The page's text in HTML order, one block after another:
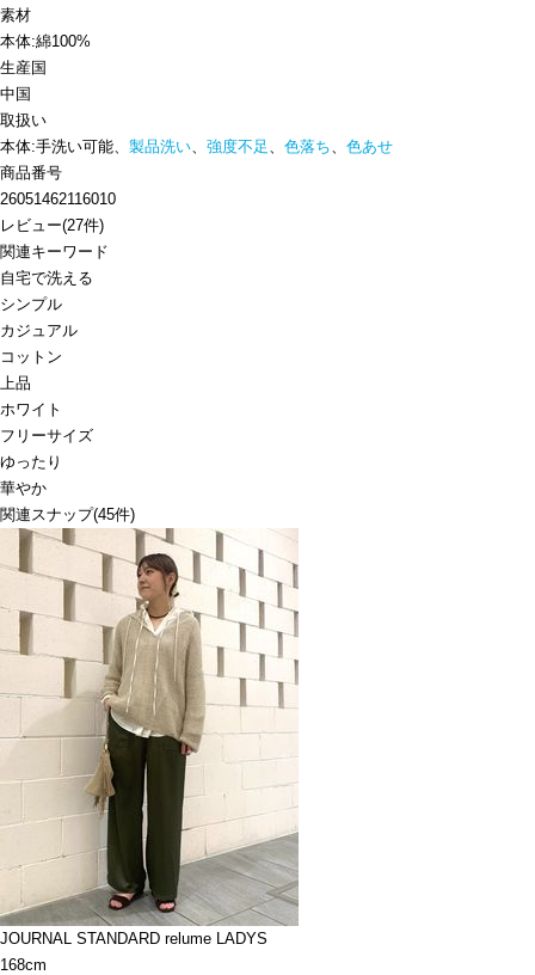
素材
本体:綿100%
生産国
中国
取扱い
本体:手洗い可能、 製品洗い、 強度不足 、 色落ち、 色あせ
商品番号
26051462116010
レビュー(27件)
関連キーワード
自宅で洗える
シンプル
カジュアル
コットン
上品
ホワイト
フリーサイズ
ゆったり
華やか
関連スナップ(45件)
JOURNAL STANDARD relume LADYS
168cm